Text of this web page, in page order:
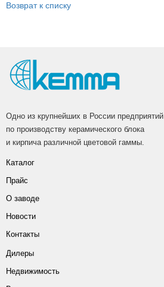
Возврат к списку
Одно из крупнейших в России предприятий
по производству керамического блока
и кирпича различной цветовой гаммы.
Каталог
Прайс
О заводе
Новости
Контакты
Дилеры
Недвижимость